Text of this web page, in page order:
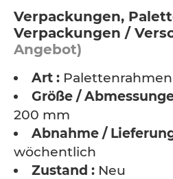
Verpackungen,
Verpackungen /
Angebot)
Art : Palettenrahmen
Größe /
200 mm
Abnahme /
wöchentlich
Zustand : Neu